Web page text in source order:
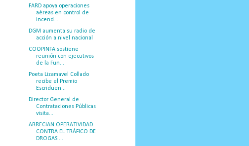
FARD apoya operaciones
aéreas en control de
incend...
DGM aumenta su radio de
acción a nivel nacional
COOPINFA sostiene
reunión con ejecutivos
de la Fun...
Poeta Lizamavel Collado
recibe el Premio
Escriduen...
Director General de
Contrataciones Públicas
visita...
ARRECIAN OPERATIVIDAD
CONTRA EL TRÁFICO DE
DROGAS ...